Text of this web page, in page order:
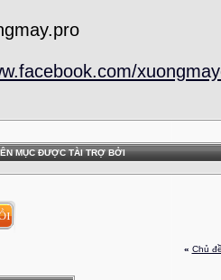
MỤC ĐƯỢC TÀI TRỢ BỞI
« Chủ